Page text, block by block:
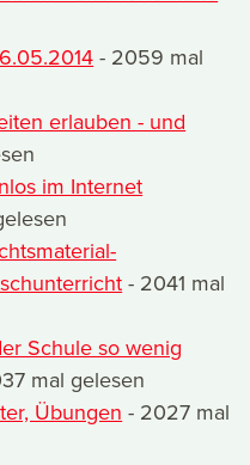
- 2059 mal
erlauben - und
im Internet
- 2041 mal
Schule so wenig
mal gelesen
Übungen - 2027 mal